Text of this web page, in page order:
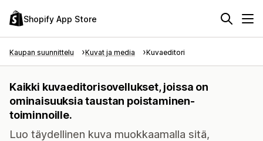
Shopify App Store
Kaupan suunnittelu Kuvat ja media Kuvaeditori
Kaikki kuvaeditorisovellukset, joissa on
ominaisuuksia taustan poistaminen-
toiminnoille.
Luo täydellinen kuva muokkaamalla sitä,